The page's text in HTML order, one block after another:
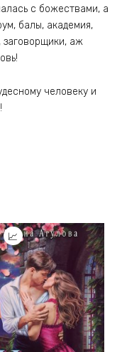
с божествами, а
балы, академия,
заговорщики, аж
человеку и